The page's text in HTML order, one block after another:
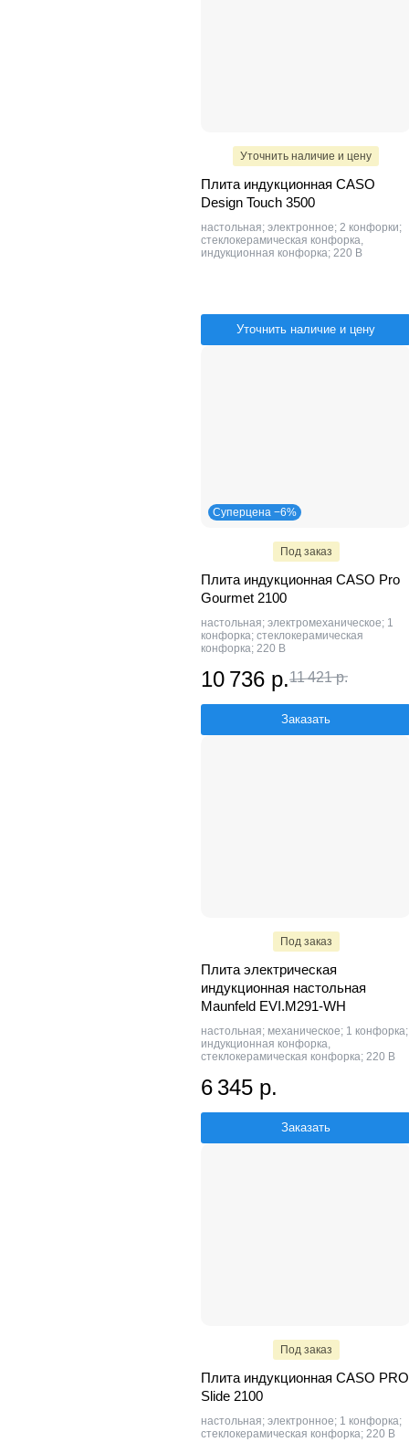
Уточнить наличие и цену
Плита индукционная CASO
Design Touch 3500
настольная; электронное; 2 конфорки;
стеклокерамическая конфорка,
индукционная конфорка; 220 В
Уточнить наличие и цену
Суперцена −6%
Под заказ
Плита индукционная CASO Pro
Gourmet 2100
настольная; электромеханическое; 1
конфорка; стеклокерамическая
конфорка; 220 В
10 736 р.11 421 р.
Заказать
Под заказ
Плита электрическая
индукционная настольная
Maunfeld EVI.M291-WH
настольная; механическое; 1 конфорка;
индукционная конфорка,
стеклокерамическая конфорка; 220 В
6 345 р.
Заказать
Под заказ
Плита индукционная CASO PRO
Slide 2100
настольная; электронное; 1 конфорка;
стеклокерамическая конфорка; 220 В